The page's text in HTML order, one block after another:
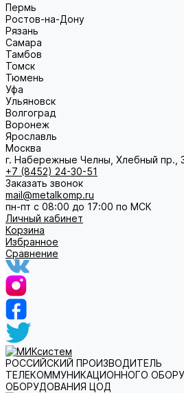
Пермь
Ростов-на-Дону
Рязань
Самара
Тамбов
Томск
Тюмень
Уфа
Ульяновск
Волгоград
Воронеж
Ярославль
Москва
г. Набережные Челны, Хлебный пр.,
+7 (8452) 24-30-51
Заказать звонок
mail@metalkomp.ru
пн-пт с 08:00 до 17:00 по МСК
Личный кабинет
Корзина
Избранное
Сравнение
РОССИЙСКИЙ ПРОИЗВОДИТЕЛЬ
ТЕЛЕКОММУНИКАЦИОННОГО
ОБОРУДОВАНИЯ ЦОД